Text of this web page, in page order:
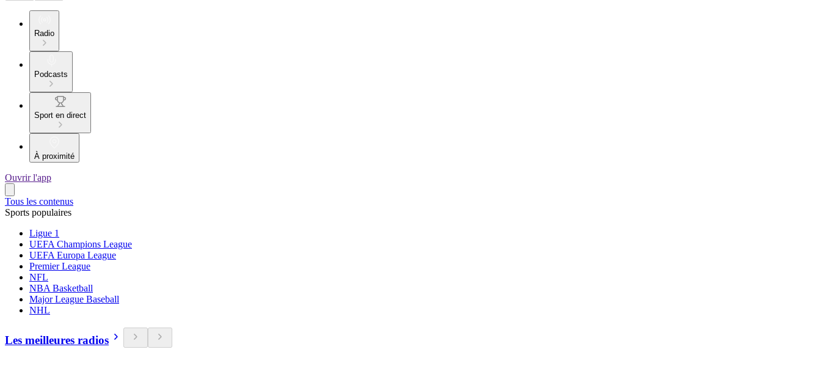
Radio
Podcasts
Sport en direct
À proximité
Ouvrir l'app
Tous les contenus
Sports populaires
Ligue 1
UEFA Champions League
UEFA Europa League
Premier League
NFL
NBA Basketball
Major League Baseball
NHL
Les meilleures radios